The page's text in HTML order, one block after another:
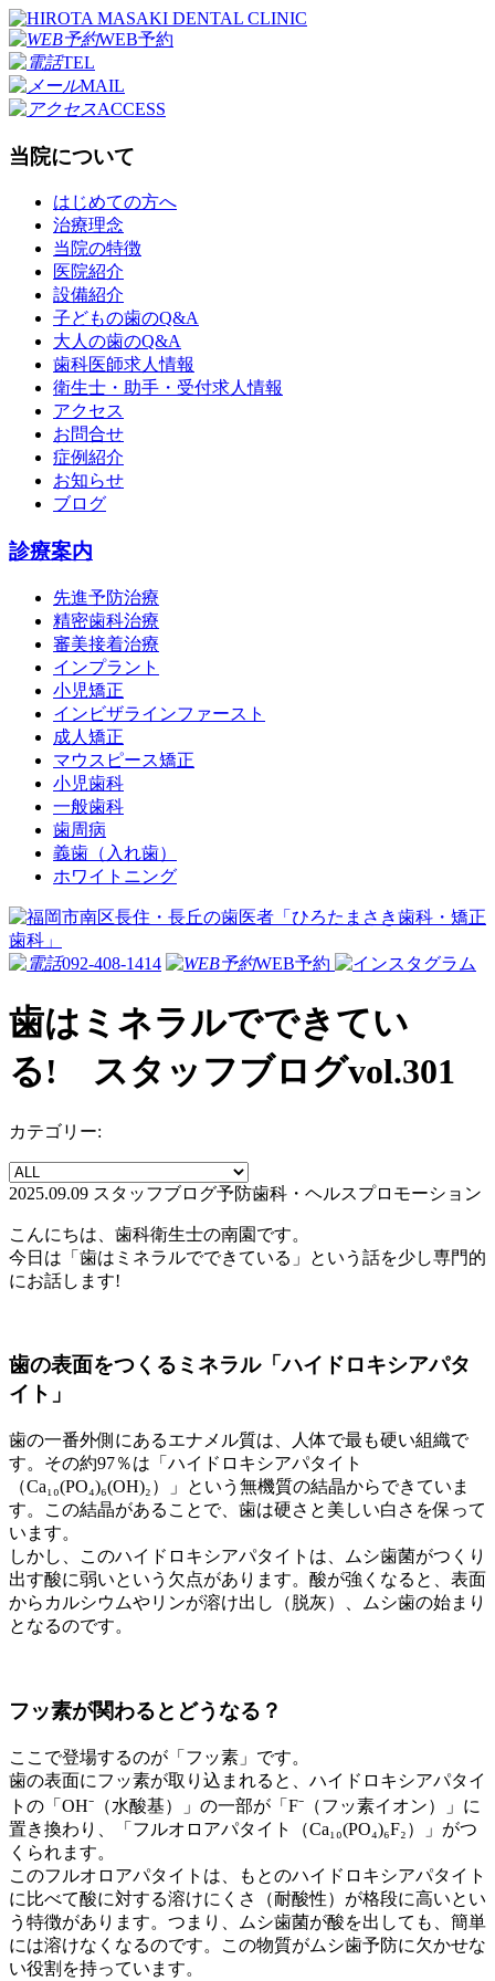
WEB予約
TEL
MAIL
ACCESS
当院について
はじめての方へ
治療理念
当院の特徴
医院紹介
設備紹介
子どもの歯のQ&A
大人の歯のQ&A
歯科医師求人情報
衛生士・助手・受付求人情報
アクセス
お問合せ
症例紹介
お知らせ
ブログ
診療案内
先進予防治療
精密歯科治療
審美接着治療
インプラント
小児矯正
インビザラインファースト
成人矯正
マウスピース矯正
小児歯科
一般歯科
歯周病
義歯（入れ歯）
ホワイトニング
092-408-1414 WEB予約
歯はミネラルでできてい
る! スタッフブログvol.301
カテゴリー:
2025.09.09 スタッフブログ予防歯科・ヘルスプロモーション
こんにちは、歯科衛生士の南園です。
今日は「歯はミネラルでできている」という話を少し専門的
にお話します!
歯の表面をつくるミネラル「ハイドロキシアパタ
イト」
歯の一番外側にあるエナメル質は、人体で最も硬い組織で
す。その約97％は「ハイドロキシアパタイト
（Ca₁₀(PO₄)₆(OH)₂）」という無機質の結晶からできていま
す。この結晶があることで、歯は硬さと美しい白さを保って
います。
しかし、このハイドロキシアパタイトは、ムシ歯菌がつくり
出す酸に弱いという欠点があります。酸が強くなると、表面
からカルシウムやリンが溶け出し（脱灰）、ムシ歯の始まり
となるのです。
フッ素が関わるとどうなる？
ここで登場するのが「フッ素」です。
歯の表面にフッ素が取り込まれると、ハイドロキシアパタイ
トの「OH⁻（水酸基）」の一部が「F⁻（フッ素イオン）」に
置き換わり、「フルオロアパタイト（Ca₁₀(PO₄)₆F₂）」がつ
くられます。
このフルオロアパタイトは、もとのハイドロキシアパタイト
に比べて酸に対する溶けにくさ（耐酸性）が格段に高いとい
う特徴があります。つまり、ムシ歯菌が酸を出しても、簡単
には溶けなくなるのです。この物質がムシ歯予防に欠かせな
い役割を持っています。